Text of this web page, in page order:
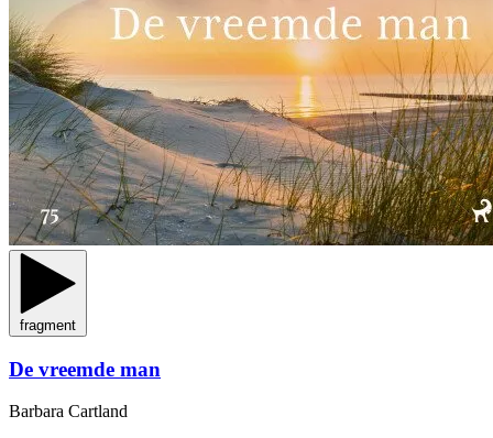
fragment
De vreemde man
Barbara Cartland